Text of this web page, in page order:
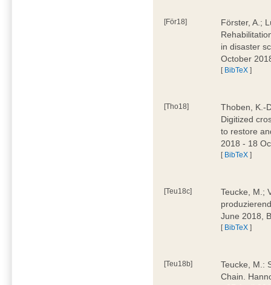
[För18]
Förster, A.;
in disaster
October
[ BibTeX ]
[Tho18]
Thoben, K.-
Digitized
to restore
2018 - 18
[ BibTeX ]
[Teu18c]
Teucke, M.;
June 2018,
[ BibTeX ]
[Teu18b]
Teucke, M.:
Chain.